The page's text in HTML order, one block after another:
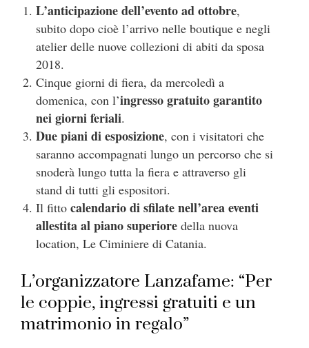
L’anticipazione dell’evento ad ottobre,
subito dopo cioè l’arrivo nelle boutique e negli
atelier delle nuove collezioni di abiti da sposa
2018.
Cinque giorni di fiera, da mercoledì a
domenica, con l’ingresso gratuito garantito
nei giorni feriali.
Due piani di esposizione, con i visitatori che
saranno accompagnati lungo un percorso che si
snoderà lungo tutta la fiera e attraverso gli
stand di tutti gli espositori.
Il fitto calendario di sfilate nell’area eventi
allestita al piano superioredella nuova
location, Le Ciminiere di Catania.
L’organizzatore Lanzafame: “Per
le coppie, ingressi gratuiti e un
matrimonio in regalo”